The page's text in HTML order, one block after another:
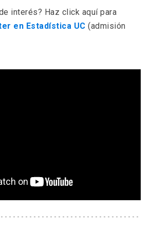
nueva
pestaña)
interés? Haz click aquí para
en Estadística UC (admisión